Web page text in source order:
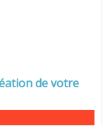
de votre